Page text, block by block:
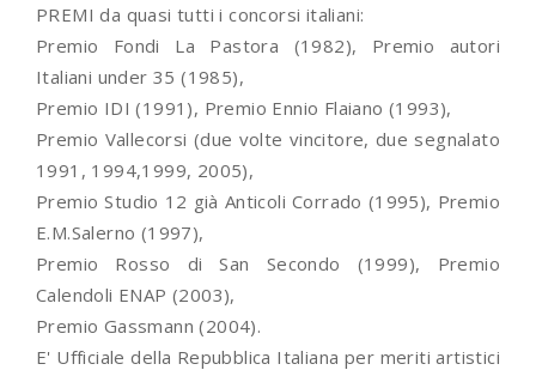
PREMI da quasi tutti i concorsi italiani:
Premio Fondi La Pastora (1982), Premio autori
Italiani under 35 (1985),
Premio IDI (1991), Premio Ennio Flaiano (1993),
Premio Vallecorsi (due volte vincitore, due segnalato
1991, 1994,1999, 2005),
Premio Studio 12 già Anticoli Corrado (1995), Premio
E.M.Salerno (1997),
Premio Rosso di San Secondo (1999), Premio
Calendoli ENAP (2003),
Premio Gassmann (2004).
E' Ufficiale della Repubblica Italiana per meriti artistici